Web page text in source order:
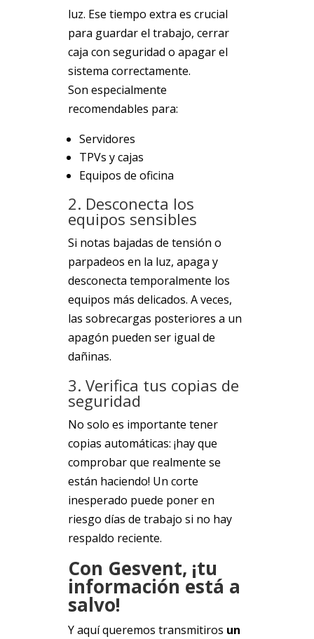
luz. Ese tiempo extra es crucial
para guardar el trabajo, cerrar
caja con seguridad o apagar el
sistema correctamente.
Son especialmente
recomendables para:
Servidores
TPVs y cajas
Equipos de oficina
2. Desconecta los
equipos sensibles
Si notas bajadas de tensión o
parpadeos en la luz, apaga y
desconecta temporalmente los
equipos más delicados. A veces,
las sobrecargas posteriores a un
apagón pueden ser igual de
dañinas.
3. Verifica tus copias de
seguridad
No solo es importante tener
copias automáticas: ¡hay que
comprobar que realmente se
están haciendo! Un corte
inesperado puede poner en
riesgo días de trabajo si no hay
respaldo reciente.
Con Gesvent, ¡tu
información está a
salvo!
Y aquí queremos transmitiros un